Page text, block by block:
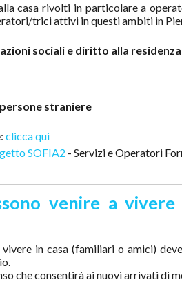
casa rivolti in particolare a
trici attivi in questi ambiti in
sociali e diritto alla residenza
straniere
clicca qui
SOFIA2 - Servizi e Operatori
venire a vivere
in casa (familiari o amici)
che consentirà ai nuovi arrivati di